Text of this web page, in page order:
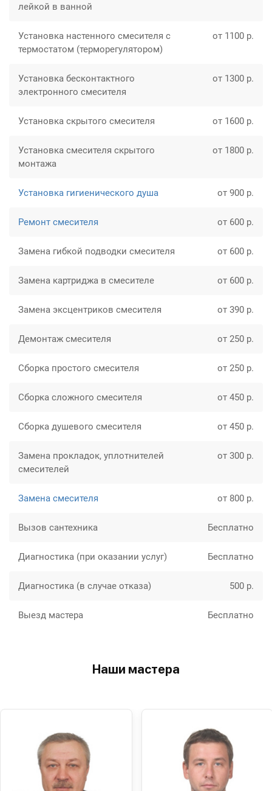
лейкой в ванной
Установка настенного смесителя с
термостатом (терморегулятором)
от 1100 р.
Установка бесконтактного
электронного смесителя
от 1300 р.
Установка скрытого смесителя от 1600 р.
Установка смесителя скрытого
монтажа
от 1800 р.
Установка гигиенического душа от 900 р.
Ремонт смесителя от 600 р.
Замена гибкой подводки смесителя от 600 р.
Замена картриджа в смесителе от 600 р.
Замена эксцентриков смесителя от 390 р.
Демонтаж смесителя от 250 р.
Сборка простого смесителя от 250 р.
Сборка сложного смесителя от 450 р.
Сборка душевого смесителя от 450 р.
Замена прокладок, уплотнителей
смесителей
от 300 р.
Замена смесителя от 800 р.
Вызов сантехника Бесплатно
Диагностика (при оказании услуг) Бесплатно
Диагностика (в случае отказа) 500 р.
Выезд мастера Бесплатно
Наши мастера